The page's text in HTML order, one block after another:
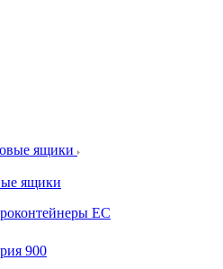
ящики
ящики
ЕС
900